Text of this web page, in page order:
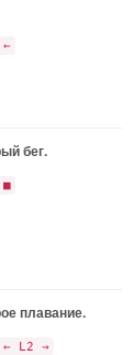
бег.
плавание.
L2 →